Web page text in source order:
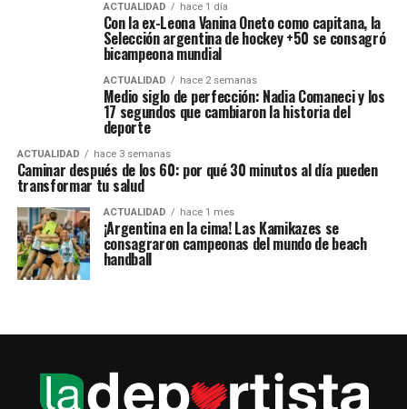
ACTUALIDAD hace 1 día
Con la ex-Leona Vanina Oneto como capitana, la
Selección argentina de hockey +50 se consagró
bicampeona mundial
ACTUALIDAD hace 2 semanas
Medio siglo de perfección: Nadia Comaneci y los
17 segundos que cambiaron la historia del
deporte
ACTUALIDAD hace 3 semanas
Caminar después de los 60: por qué 30 minutos al día pueden
transformar tu salud
ACTUALIDAD hace 1 mes
¡Argentina en la cima! Las Kamikazes se
consagraron campeonas del mundo de beach
handball